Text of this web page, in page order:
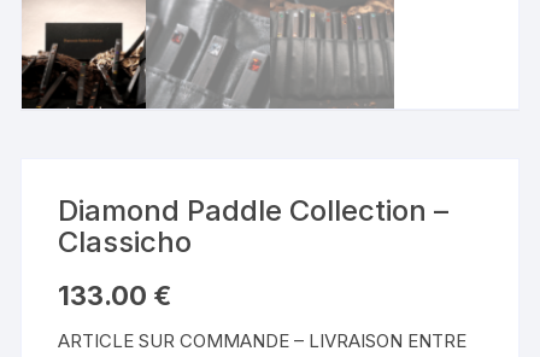
Diamond Paddle Collection –
Classicho
133.00 €
ARTICLE SUR COMMANDE – LIVRAISON ENTRE